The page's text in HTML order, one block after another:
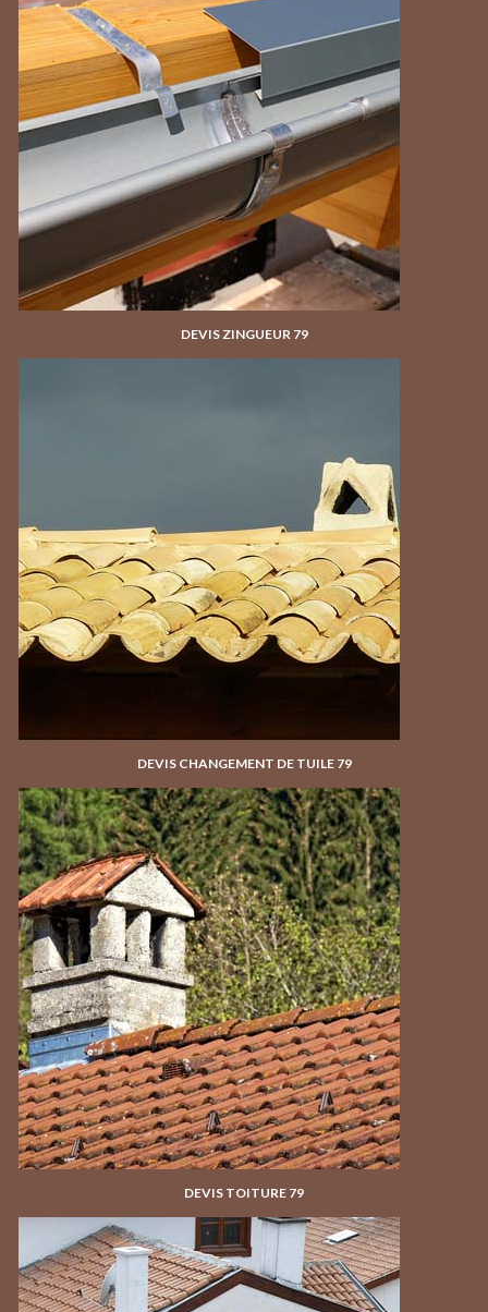
DEVIS ZINGUEUR 79
DEVIS CHANGEMENT DE TUILE 79
DEVIS TOITURE 79